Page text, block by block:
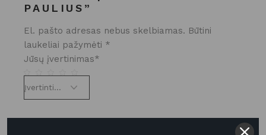
PAULIUS”
El. pašto adresas nebus skelbiamas. Būtini
laukeliai pažymėti *
Jūsų įvertinimas*